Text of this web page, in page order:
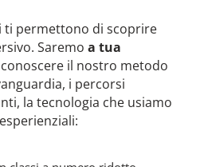
ti permettono di scoprire
Saremo a tua
il nostro metodo
i percorsi
la tecnologia che usiamo